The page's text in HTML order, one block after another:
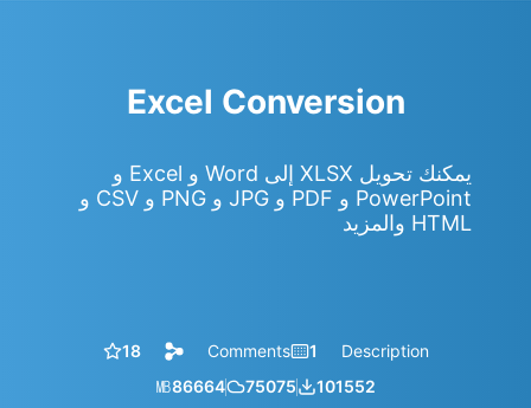
Excel Conversion
يمكنك تحويل XLSX إلى Word و Excel و
PowerPoint و PDF و JPG و PNG و CSV و
HTML والمزيد
Description
1
Comments
18
101552
75075
86664
㎆︎